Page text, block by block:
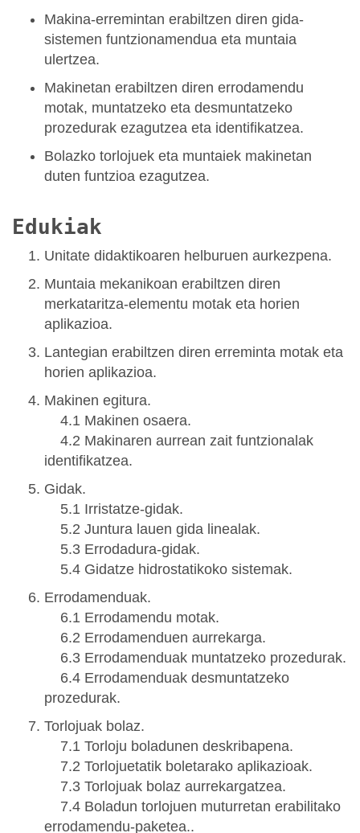
Makina-erremintan erabiltzen diren gida-
sistemen funtzionamendua eta muntaia
ulertzea.
Makinetan erabiltzen diren errodamendu
motak, muntatzeko eta desmuntatzeko
prozedurak ezagutzea eta identifikatzea.
Bolazko torlojuek eta muntaiek makinetan
duten funtzioa ezagutzea.
Edukiak
Unitate didaktikoaren helburuen aurkezpena.
Muntaia mekanikoan erabiltzen diren
merkataritza-elementu motak eta horien
aplikazioa.
Lantegian erabiltzen diren erreminta motak eta
horien aplikazioa.
Makinen egitura.
4.1 Makinen osaera.
4.2 Makinaren aurrean zait funtzionalak
identifikatzea.
Gidak.
5.1 Irristatze-gidak.
5.2 Juntura lauen gida linealak.
5.3 Errodadura-gidak.
5.4 Gidatze hidrostatikoko sistemak.
Errodamenduak.
6.1 Errodamendu motak.
6.2 Errodamenduen aurrekarga.
6.3 Errodamenduak muntatzeko prozedurak.
6.4 Errodamenduak desmuntatzeko
prozedurak.
Torlojuak bolaz.
7.1 Torloju boladunen deskribapena.
7.2 Torlojuetatik boletarako aplikazioak.
7.3 Torlojuak bolaz aurrekargatzea.
7.4 Boladun torlojuen muturretan erabilitako
errodamendu-paketea..